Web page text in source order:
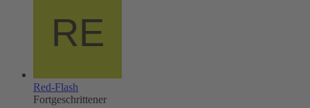
Red-Flash
Fortgeschrittener